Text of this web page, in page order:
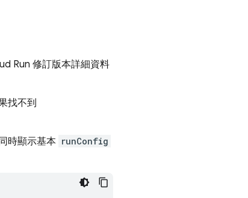
Run 修訂版本詳細資料
找不到
時顯示基本 runConfig